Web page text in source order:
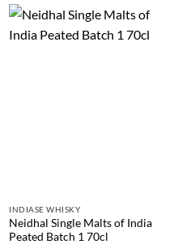
INDIASE WHISKY
Neidhal Single Malts of India
Peated Batch 1 70cl